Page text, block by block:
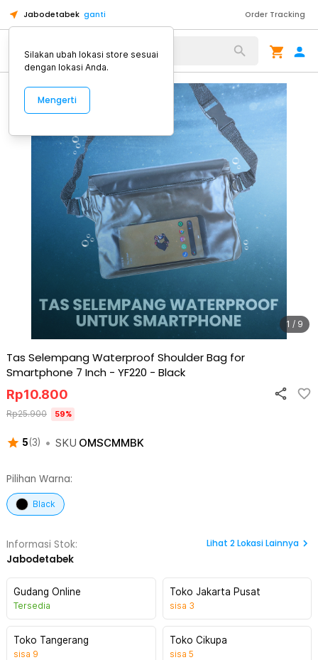
Jabodetabek ganti Order Tracking
Alat Kopi
1 / 9
Tas Selempang Waterproof Shoulder Bag for
Smartphone 7 Inch - YF220 - Black
5(3) • SKU OMSCMMBK
Rp10.800
Rp25.900 59%
Pilihan Warna:
Black
Informasi Stok:
Jabodetabek
Lihat 2Lokasi Lainnya
Gudang Online
Tersedia
Toko Jakarta Pusat
sisa 3
Toko Tangerang
sisa 9
Toko Cikupa
sisa 5
Silakan ubah lokasi store sesuai
dengan lokasi Anda.
Mengerti